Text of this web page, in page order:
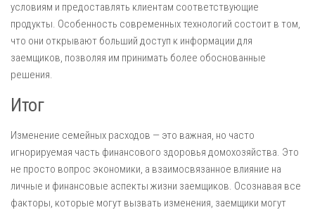
условиям и предоставлять клиентам соответствующие
продукты. Особенность современных технологий состоит в том,
что они открывают больший доступ к информации для
заемщиков, позволяя им принимать более обоснованные
решения.
Итог
Изменение семейных расходов — это важная, но часто
игнорируемая часть финансового здоровья домохозяйства. Это
не просто вопрос экономики, а взаимосвязанное влияние на
личные и финансовые аспекты жизни заемщиков. Осознавая все
факторы, которые могут вызвать изменения, заемщики могут